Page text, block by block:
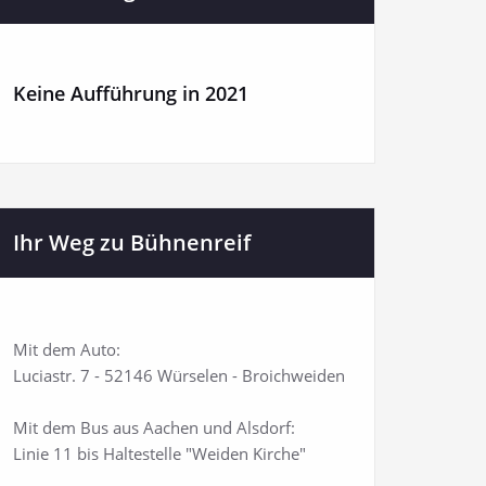
Keine Aufführung in 2021
Ihr Weg zu Bühnenreif
Mit dem Auto:
Luciastr. 7 - 52146 Würselen - Broichweiden
Mit dem Bus aus Aachen und Alsdorf:
Linie 11 bis Haltestelle "Weiden Kirche"